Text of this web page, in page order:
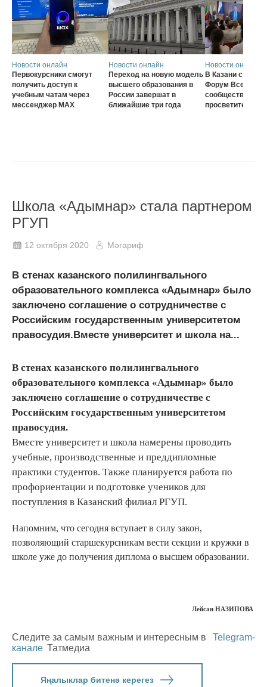
Новости онлайн
Первокурсники смогут
получить доступ к
учебным чатам через
мессенджер MAX
Новости онлайн
Переход на новую модель
высшего образования в
России завершат в
ближайшие три года
Новости онлайн
В Казани
Форум
сообщества
просветителей
Школа «Адымнар» стала партнером
РГУП
12 октября 2020 Мәгариф
В стенах казанского полилингвального
образовательного комплекса «Адымнар» было
заключено соглашение о сотрудничестве с
Российским государственным университетом
правосудия.Вместе университет и школа на...
В стенах казанского полилингвального
образовательного комплекса «Адымнар» было
заключено соглашение о сотрудничестве с
Российским государственным университетом
правосудия.
Вместе университет и школа намерены проводить
учебные, производственные и преддипломные
практики студентов. Также планируется работа по
профориентации и подготовке учеников для
поступления в Казанский филиал РГУП.
Напомним, что сегодня вступает в силу закон,
позволяющий старшекурсникам вести секции и кружки в
школе уже до получения диплома о высшем образовании.
Лейсан НАЗИПОВА
Следите за самым важным и интересным в
Telegram-
канале Татмедиа
Яңалыклар битенә керегез